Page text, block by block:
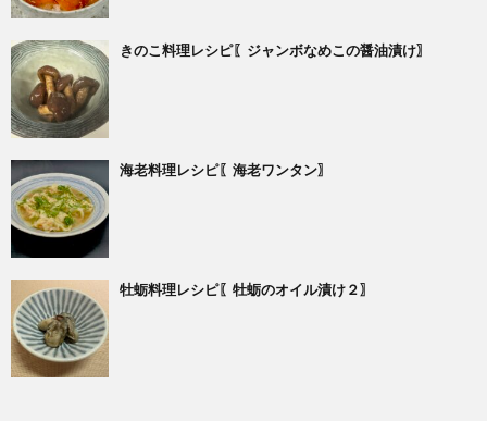
きのこ料理レシピ〖ジャンボなめこの醤油漬け〗
海老料理レシピ〖海老ワンタン〗
牡蛎料理レシピ〖牡蛎のオイル漬け２〗